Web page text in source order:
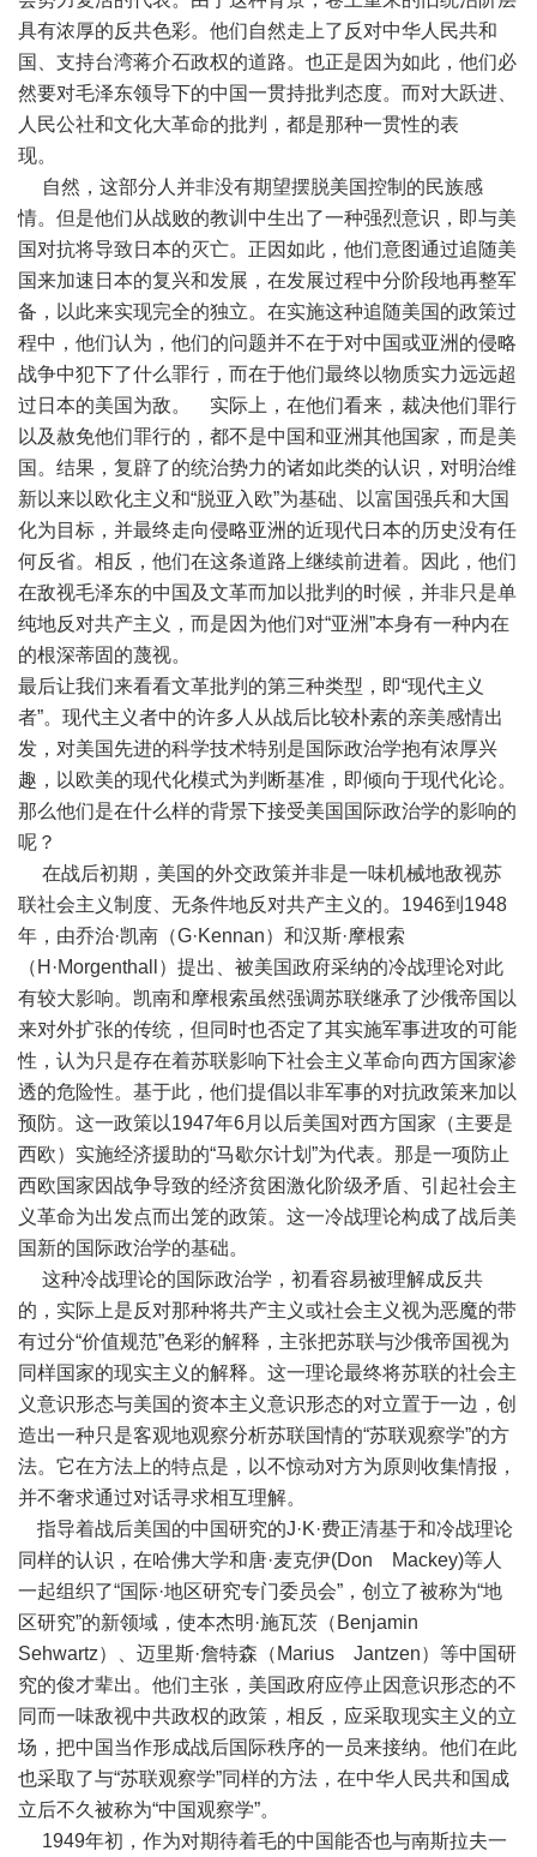
具有浓厚的反共色彩。他们自然走上了反对中华人民共和
国、支持台湾蒋介石政权的道路。也正是因为如此，他们必
然要对毛泽东领导下的中国一贯持批判态度。而对大跃进、
人民公社和文化大革命的批判，都是那种一贯性的表
现。
自然，这部分人并非没有期望摆脱美国控制的民族感
情。但是他们从战败的教训中生出了一种强烈意识，即与美
国对抗将导致日本的灭亡。正因如此，他们意图通过追随美
国来加速日本的复兴和发展，在发展过程中分阶段地再整军
备，以此来实现完全的独立。在实施这种追随美国的政策过
程中，他们认为，他们的问题并不在于对中国或亚洲的侵略
战争中犯下了什么罪行，而在于他们最终以物质实力远远超
过日本的美国为敌。 实际上，在他们看来，裁决他们罪行
以及赦免他们罪行的，都不是中国和亚洲其他国家，而是美
国。结果，复辟了的统治势力的诸如此类的认识，对明治维
新以来以欧化主义和“脱亚入欧”为基础、以富国强兵和大国
化为目标，并最终走向侵略亚洲的近现代日本的历史没有任
何反省。相反，他们在这条道路上继续前进着。因此，他们
在敌视毛泽东的中国及文革而加以批判的时候，并非只是单
纯地反对共产主义，而是因为他们对“亚洲”本身有一种内在
的根深蒂固的蔑视。
最后让我们来看看文革批判的第三种类型，即“现代主义
者”。现代主义者中的许多人从战后比较朴素的亲美感情出
发，对美国先进的科学技术特别是国际政治学抱有浓厚兴
趣，以欧美的现代化模式为判断基准，即倾向于现代化论。
那么他们是在什么样的背景下接受美国国际政治学的影响的
呢？
在战后初期，美国的外交政策并非是一味机械地敌视苏
联社会主义制度、无条件地反对共产主义的。1946到1948
年，由乔治·凯南（G·Kennan）和汉斯·摩根索
（H·Morgenthall）提出、被美国政府采纳的冷战理论对此
有较大影响。凯南和摩根索虽然强调苏联继承了沙俄帝国以
来对外扩张的传统，但同时也否定了其实施军事进攻的可能
性，认为只是存在着苏联影响下社会主义革命向西方国家渗
透的危险性。基于此，他们提倡以非军事的对抗政策来加以
预防。这一政策以1947年6月以后美国对西方国家（主要是
西欧）实施经济援助的“马歇尔计划”为代表。那是一项防止
西欧国家因战争导致的经济贫困激化阶级矛盾、引起社会主
义革命为出发点而出笼的政策。这一冷战理论构成了战后美
国新的国际政治学的基础。
这种冷战理论的国际政治学，初看容易被理解成反共
的，实际上是反对那种将共产主义或社会主义视为恶魔的带
有过分“价值规范”色彩的解释，主张把苏联与沙俄帝国视为
同样国家的现实主义的解释。这一理论最终将苏联的社会主
义意识形态与美国的资本主义意识形态的对立置于一边，创
造出一种只是客观地观察分析苏联国情的“苏联观察学”的方
法。它在方法上的特点是，以不惊动对方为原则收集情报，
并不奢求通过对话寻求相互理解。
指导着战后美国的中国研究的J·K·费正清基于和冷战理论
同样的认识，在哈佛大学和唐·麦克伊(Don Mackey)等人
一起组织了“国际·地区研究专门委员会”，创立了被称为“地
区研究”的新领域，使本杰明·施瓦茨（Benjamin
Sehwartz）、迈里斯·詹特森（Marius Jantzen）等中国研
究的俊才辈出。他们主张，美国政府应停止因意识形态的不
同而一味敌视中共政权的政策，相反，应采取现实主义的立
场，把中国当作形成战后国际秩序的一员来接纳。他们在此
也采取了与“苏联观察学”同样的方法，在中华人民共和国成
立后不久被称为“中国观察学”。
1949年初，作为对期待着毛的中国能否也与南斯拉夫一